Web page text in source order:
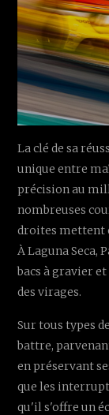
La clé de sa
unique entre
précision au
nombreuses
droites mettent
À Laguna Seca,
bacs à gravier
des virages.
Sur tous types
battre,
en préservant
que les
qu'il s'offre un